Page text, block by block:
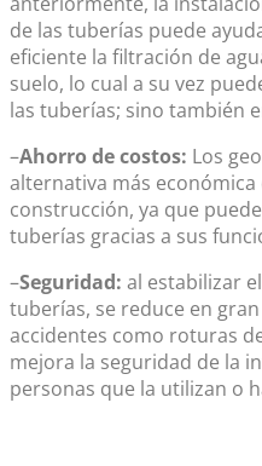
de las tuberías puede
eficiente la filtración de
suelo, lo cual a su vez
las tuberías; sino también
–Ahorro de costos: Los
alternativa más
construcción, ya que
tuberías gracias a sus
–Seguridad: al estabilizar
tuberías, se reduce en
accidentes como roturas
mejora la seguridad de la
personas que la utilizan o